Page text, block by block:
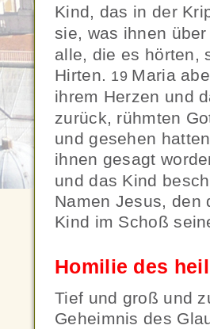
Kind, das in der
sie, was ihnen
alle, die es hörten,
Hirten. 19 Maria
ihrem Herzen und
zurück, rühmten
und gesehen
ihnen gesagt
und das Kind
Namen Jesus, den
Kind im Schoß
Homilie des
Tief und groß und
Geheimnis des